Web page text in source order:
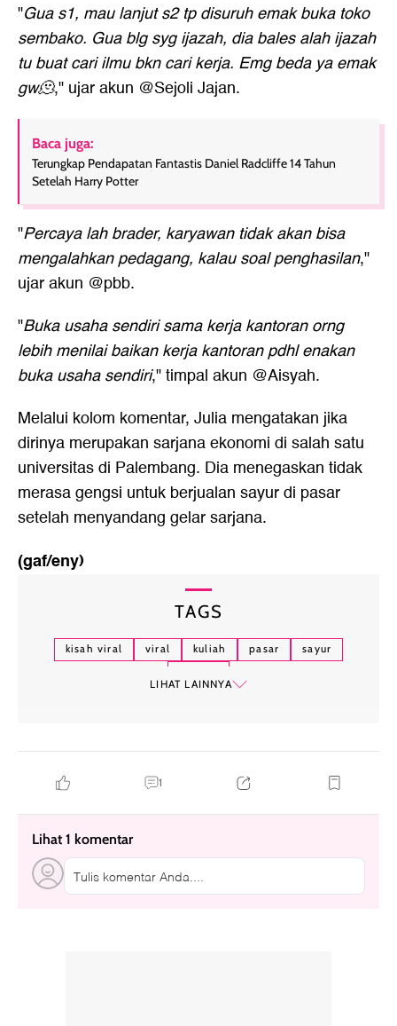
"Gua s1, mau lanjut s2 tp disuruh emak buka toko
sembako. Gua blg syg ijazah, dia bales alah ijazah
tu buat cari ilmu bkn cari kerja. Emg beda ya emak
gw🫠," ujar akun @Sejoli Jajan.
Baca juga:
Terungkap Pendapatan Fantastis Daniel Radcliffe 14 Tahun
Setelah Harry Potter
"Percaya lah brader, karyawan tidak akan bisa
mengalahkan pedagang, kalau soal penghasilan,"
ujar akun @pbb.
"Buka usaha sendiri sama kerja kantoran orng
lebih menilai baikan kerja kantoran pdhl enakan
buka usaha sendiri," timpal akun @Aisyah.
Melalui kolom komentar, Julia mengatakan jika
dirinya merupakan sarjana ekonomi di salah satu
universitas di Palembang. Dia menegaskan tidak
merasa gengsi untuk berjualan sayur di pasar
setelah menyandang gelar sarjana.
(gaf/eny)
TAGS
kisah viral viral kuliah pasar
sayur
LIHAT LAINNYA
1
Lihat 1 komentar
Tulis komentar Anda....